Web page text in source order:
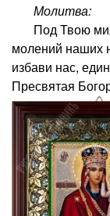
Молитва:
Под Твою
молений наших
избави нас,
Пресвятая